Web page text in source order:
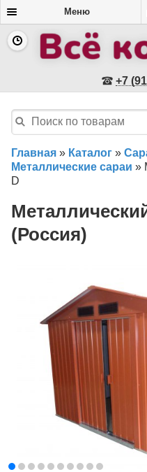
Меню
+7
Главная » Каталог »
Металлические сараи »
D
(Россия)